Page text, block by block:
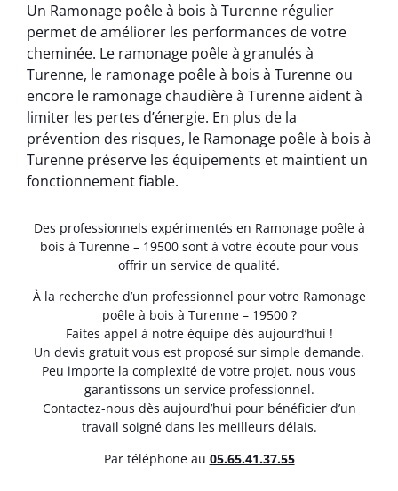
Un Ramonage poêle à bois à Turenne régulier
permet de améliorer les performances de votre
cheminée. Le ramonage poêle à granulés à
Turenne, le ramonage poêle à bois à Turenne ou
encore le ramonage chaudière à Turenne aident à
limiter les pertes d’énergie. En plus de la
prévention des risques, le Ramonage poêle à bois à
Turenne préserve les équipements et maintient un
fonctionnement fiable.
Des professionnels expérimentés en Ramonage poêle à
bois à Turenne – 19500 sont à votre écoute pour vous
offrir un service de qualité.
À la recherche d’un professionnel pour votre Ramonage
poêle à bois à Turenne – 19500 ?
Faites appel à notre équipe dès aujourd’hui !
Un devis gratuit vous est proposé sur simple demande.
Peu importe la complexité de votre projet, nous vous
garantissons un service professionnel.
Contactez-nous dès aujourd’hui pour bénéficier d’un
travail soigné dans les meilleurs délais.
Par téléphone au 05.65.41.37.55